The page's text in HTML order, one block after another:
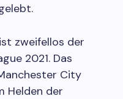
zweifellos der
2021. Das
City
Helden der